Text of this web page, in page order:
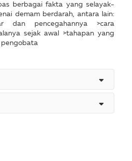
berbagai fakta yang selayak-
demam berdarah, antara lain:
dan pencegahannya >cara
sejak awal >tahapan yang
pengobata